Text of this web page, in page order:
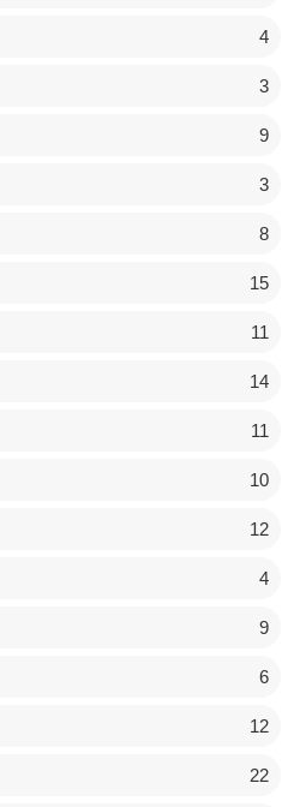
4
3
9
3
8
15
11
14
11
10
12
4
9
6
12
22